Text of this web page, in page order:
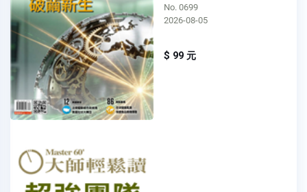
No. 0699
2026-08-05
$ 99 元